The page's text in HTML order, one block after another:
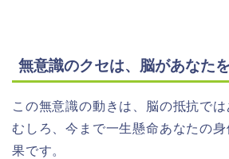
無意識のクセは、脳があなた
この無意識の動きは、脳の抵抗では
むしろ、今まで一生懸命あなたの
果です。